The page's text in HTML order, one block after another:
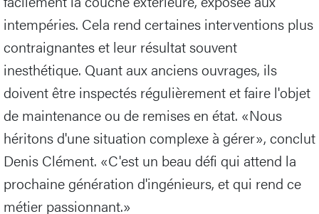
intempéries. Cela rend certaines interventions plus
contraignantes et leur résultat souvent
inesthétique. Quant aux anciens ouvrages, ils
doivent être inspectés régulièrement et faire l'objet
de maintenance ou de remises en état. «Nous
héritons d'une situation complexe à gérer», conclut
Denis Clément. «C'est un beau défi qui attend la
prochaine génération d'ingénieurs, et qui rend ce
métier passionnant.»